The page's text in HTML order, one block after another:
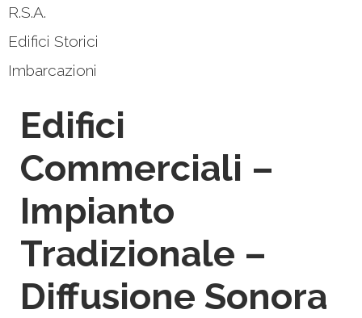
R.S.A.
Edifici Storici
Imbarcazioni
Edifici
Commerciali –
Impianto
Tradizionale –
Diffusione Sonora